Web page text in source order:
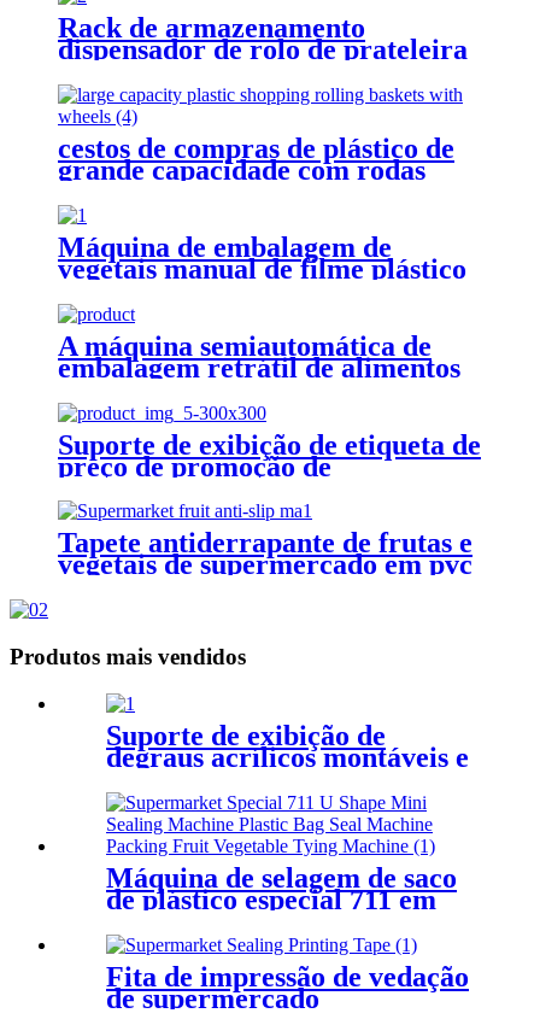
Rack de armazenamento
dispensador de rolo de prateleira
de saco plástico de supermercado
cestos de compras de plástico de
grande capacidade com rodas
Máquina de embalagem de
vegetais manual de filme plástico
estirável
A máquina semiautomática de
embalagem retrátil de alimentos
mantém os alimentos frescos
Suporte de exibição de etiqueta de
preço de promoção de
supermercado ajustar suporte de
exibição de metal
Tapete antiderrapante de frutas e
vegetais de supermercado em pvc
Produtos mais vendidos
Suporte de exibição de
degraus acrílicos montáveis ​​e
destacáveis ​​para o freezer do
armário de cortina de ar,
suporte de exibição de unhas
de salão
Máquina de selagem de saco
de plástico especial 711 em
forma de U para
supermercado, máquina de
embalagem de frutas e
vegetais, máquina de
amarração
Fita de impressão de vedação
de supermercado